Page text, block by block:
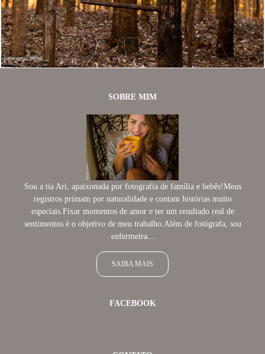
1679 4
SOBRE MIM
Sou a tia Ari, apaixonada por fotografia de família e bebês!Meus
registros primam por naturalidade e contam histórias muito
especiais.Fixar momentos de amor e ter um resultado real de
sentimentos é o objetivo de meu trabalho.Além de fotógrafa, sou
enfermeira...
SAIBA MAIS
FACEBOOK